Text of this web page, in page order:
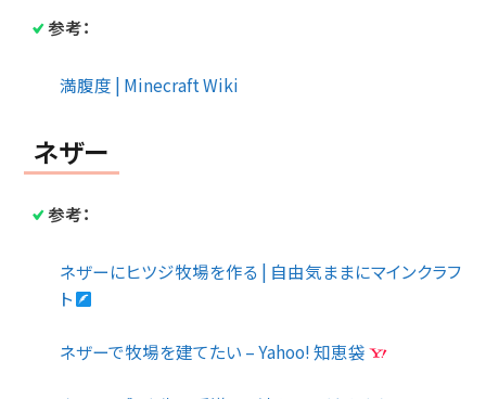
参考：
満腹度 | Minecraft Wiki
ネザー
参考：
ネザーにヒツジ牧場を作る | 自由気ままにマインクラフ
ト
ネザーで牧場を建てたい – Yahoo! 知恵袋